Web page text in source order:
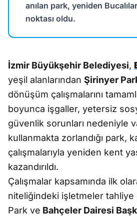
anılan park, yeniden
noktası oldu.
İzmir Büyükşehir Belediyesi,
yeşil alanlarından Şirinyer
dönüşüm çalışmalarını
boyunca işgaller, yetersiz
güvenlik sorunları nedeniyle
kullanmakta zorlandığı park,
çalışmalarıyla yeniden kent
kazandırıldı.
Çalışmalar kapsamında ilk
niteliğindeki işletmeler tahliye
Park ve Bahçeler Dairesi